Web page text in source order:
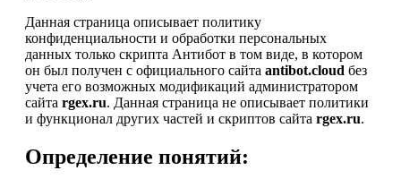
Данная страница описывает политику
конфиденциальности и обработки персональных
данных только скрипта Антибот в том виде, в котором
он был получен с официального сайта antibot.cloud без
учета его возможных модификаций администратором
сайта rgex.ru. Данная страница не описывает политики
и функционал других частей и скриптов сайта rgex.ru.
Определение понятий: